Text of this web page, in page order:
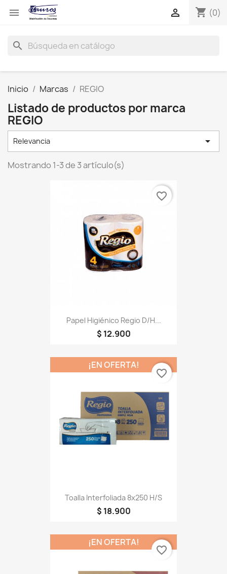
 shopping_cart (0)

search
Inicio Marcas REGIO
Listado de productos por marca
REGIO
Relevancia 
Mostrando 1-3 de 3 artículo(s)
Papel Higiénico Regio D/H...
$ 12.900
favorite_border
Toalla Interfoliada 8x250 H/S
$ 18.900
¡EN OFERTA!
favorite_border
¡EN OFERTA!
favorite_border